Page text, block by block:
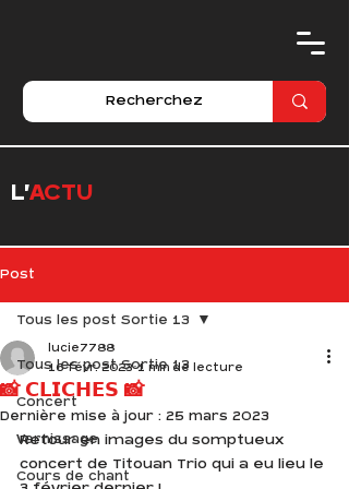
L'ACTU
Post
Tous les post Sortie 13
Concert
Vernissage
Cours de chant
Tous les post Sortie 13
📸 𝗖𝗟𝗜𝗖𝗛𝗘𝗦 📸
lucie7788
16 févr. 2023 1 min de lecture
Dernière mise à jour : 25 mars 2023
Retour en images du somptueux
concert de Titouan Trio qui a eu lieu le